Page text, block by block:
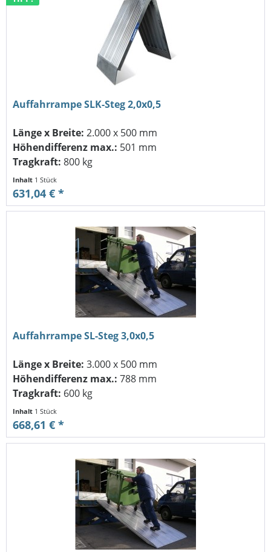
Auffahrrampe SLK-Steg 2,0x0,5
Länge x Breite: 2.000 x 500 mm
Höhendifferenz max.: 501 mm
Tragkraft: 800 kg
Inhalt 1 Stück
631,04 € *
Auffahrrampe SL-Steg 3,0x0,5
Länge x Breite: 3.000 x 500 mm
Höhendifferenz max.: 788 mm
Tragkraft: 600 kg
Inhalt 1 Stück
668,61 € *